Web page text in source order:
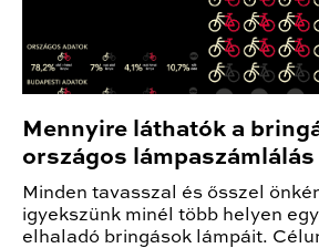
Mennyire láthatók a
országos
Minden tavasszal és ősszel
igyekszünk minél több helyen
elhaladó bringások lámpáit.